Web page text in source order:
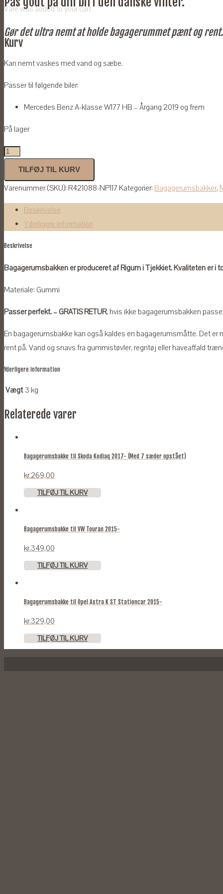
Varewas added to your cart
Kurv
Gør det ultra nemt at holde bagagerummet pænt og
Kan nemt vaskes med vand og sæbe.
Passer til følgende biler:
Mercedes Benz A-klasse W177 HB – Årgang 2019 og frem
På lager
Bagagerumsbakke
Mercedes
A-
klasse
W177
HB
2019-
antal
TILFØJ TIL KURV
Varenummer (SKU): R421088-NP117 Kategorier: Bagagerumsbakker,
Beskrivelse
Yderligere information
Beskrivelse
Bagagerumsbakken er produceret af Rigum i Tjekkiet. Kvaliteten er i
Materiale: Gummi
Passer perfekt. – GRATIS RETUR, hvis ikke bagagerumsbakken
En bagagerumsbakke kan også kaldes en bagagerumsmåtte. Det
rent på. Vand og snavs fra gummistøvler, regntøj eller haveaffald
Yderligere information
Vægt 3 kg
Relaterede varer
Bagagerumsbakke til Skoda Kodiaq 2017- (Med 7 sæder opstået)
kr.269,00
TILFØJ TIL KURV
Bagagerumsbakke til VW Touran 2015-
kr.349,00
TILFØJ TIL KURV
Bagagerumsbakke til Opel Astra K ST Stationcar 2015-
kr.329,00
TILFØJ TIL KURV